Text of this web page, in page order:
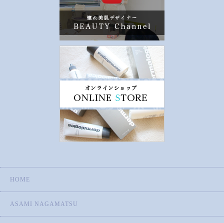
HOME
ASAMI NAGAMATSU